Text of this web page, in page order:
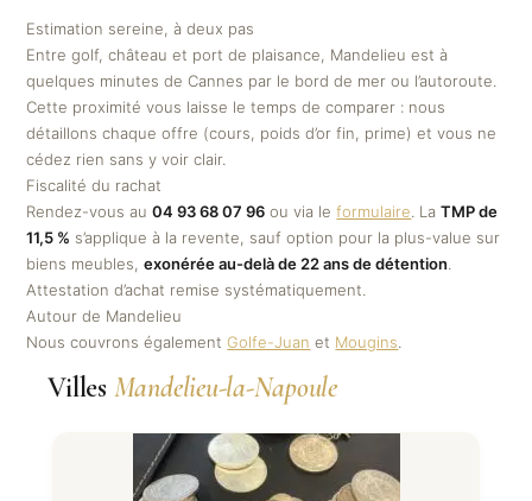
Estimation sereine, à deux pas
Entre golf, château et port de plaisance, Mandelieu est à
quelques minutes de Cannes par le bord de mer ou l’autoroute.
Cette proximité vous laisse le temps de comparer : nous
détaillons chaque offre (cours, poids d’or fin, prime) et vous ne
cédez rien sans y voir clair.
Fiscalité du rachat
Rendez-vous au04 93 68 07 96 ou via leformulaire . LaTMP de
11,5 % s’applique à la revente, sauf option pour la plus-value sur
biens meubles,exonérée au-delà de 22 ans de détention
Attestation d’achat remise systématiquement.
Autour de Mandelieu
Nous couvrons également Golfe-Juan et Mougins
Villes Mandelieu-la-Napoule